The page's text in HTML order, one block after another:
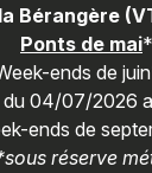
Bérangère
Ponts de mai*
ends de
du 04/07/2026
ends de
réserve